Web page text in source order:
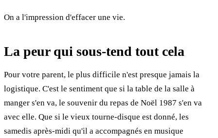
On a l'impression d'effacer une vie.
La peur qui sous-tend tout cela
Pour votre parent, le plus difficile n'est presque jamais la
logistique. C'est le sentiment que si la table de la salle à
manger s'en va, le souvenir du repas de Noël 1987 s'en va
avec elle. Que si le vieux tourne-disque est donné, les
samedis après-midi qu'il a accompagnés en musique